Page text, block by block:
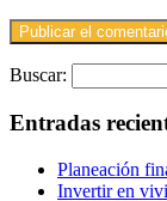
Buscar:
Entradas
Planeación
Invertir en